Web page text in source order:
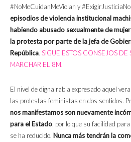
#NoMeCuidanMeViolan y
episodios de violencia institucional
habiendo abusado sexualmente de
la protesta por parte de la jefa de
República. SIGUE ESTOS CONSEJOS DE
MARCHAR EL 8M.
El nivel de digna rabia expresado aquel
las protestas feministas en dos sentidos.
nos manifestamos son nuevamente
para el Estado , por lo que su facilidad
se ha reducido. Nunca más tendrán la